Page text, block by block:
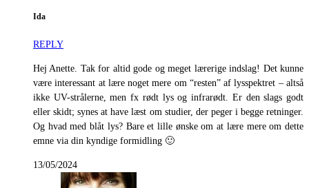
Ida
REPLY
Hej Anette. Tak for altid gode og meget lærerige indslag! Det kunne
være interessant at lære noget mere om “resten” af lysspektret – altså
ikke UV-strålerne, men fx rødt lys og infrarødt. Er den slags godt
eller skidt; synes at have læst om studier, der peger i begge retninger.
Og hvad med blåt lys? Bare et lille ønske om at lære mere om dette
emne via din kyndige formidling 🙂
13/05/2024